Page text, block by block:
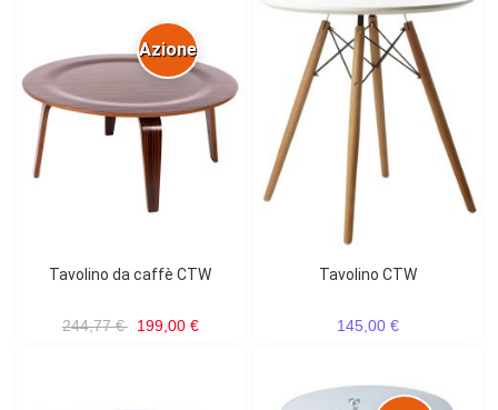
Tavolino da caffè CTW
Azione
244,77 € 199,00 €
Tavolino CTW
145,00 €